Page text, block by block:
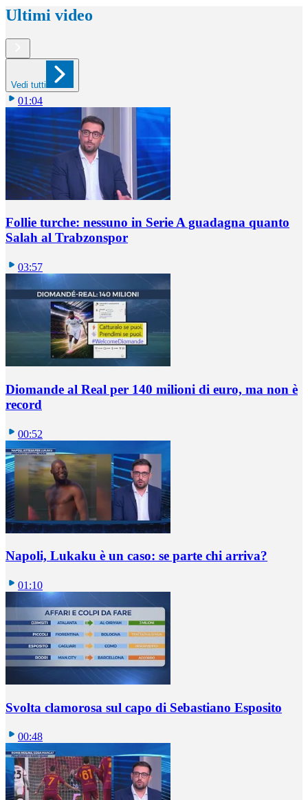
Ultimi video
Vedi tutti
01:04
Follie turche: nessuno in Serie A guadagna quanto
Salah al Trabzonspor
03:57
Diomande al Real per 140 milioni di euro, ma non è
record
00:52
Napoli, Lukaku è un caso: se parte chi arriva?
01:10
Svolta clamorosa sul capo di Sebastiano Esposito
00:48